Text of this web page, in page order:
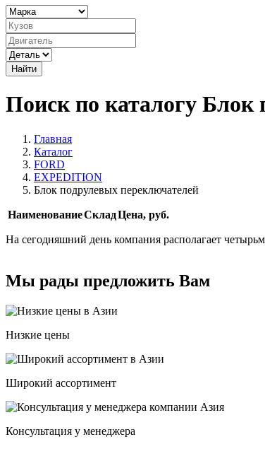
Найти
Поиск по каталогу
Главная
Каталог
FORD
EXPEDITION
Блок подрулевых переключателей
НаименованиеСкладЦена, руб.
На сегодняшний день компания располагает
Мы рады предложить Вам
Низкие цены
Широкий ассортимент
Консультация у менеджера